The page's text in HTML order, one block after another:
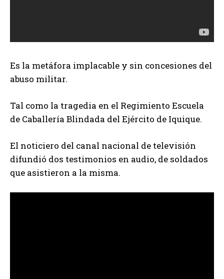
Es la metáfora implacable y sin concesiones del
abuso militar.
Tal como la tragedia en el Regimiento Escuela
de Caballería Blindada del Ejército de Iquique.
El noticiero del canal nacional de televisión
difundió dos testimonios en audio, de soldados
que asistieron a la misma.